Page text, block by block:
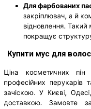
Для фарбованих
закріплювач, а й
відновлення.
покращує
Купити мус для
Ціна косметичних
професійних перукарів
зачіскою. У Києві,
доставкою. Замовте